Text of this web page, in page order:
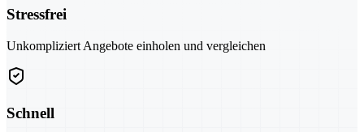
Stressfrei
Unkompliziert Angebote einholen und vergleichen
Schnell